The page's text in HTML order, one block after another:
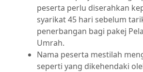
peserta perlu diserahkan
syarikat 45 hari sebelum
penerbangan bagi pakej
Umrah.
Nama peserta mestilah
seperti yang dikehendaki